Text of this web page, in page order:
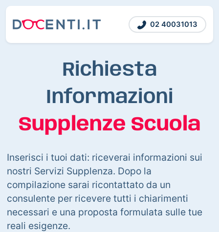
02 40031013
Richiesta
Informazioni
Supplenze Scuola
Inserisci i tuoi dati: riceverai informazioni sui
nostri Servizi Supplenza. Dopo la
compilazione sarai ricontattato da un
consulente per ricevere tutti i chiarimenti
necessari e una proposta formulata sulle tue
reali esigenze.